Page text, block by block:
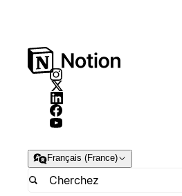
Français (France)